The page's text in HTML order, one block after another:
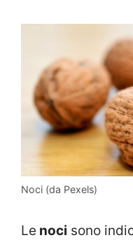
Noci (da Pexels)
Le noci sono